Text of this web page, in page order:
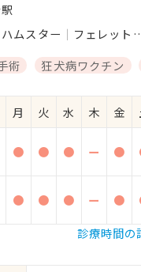
ハムスター フェレット
術 狂犬病ワクチン
月 火 水 木 金
● ● ● ー ●
● ● ● ー ●
診療時間の